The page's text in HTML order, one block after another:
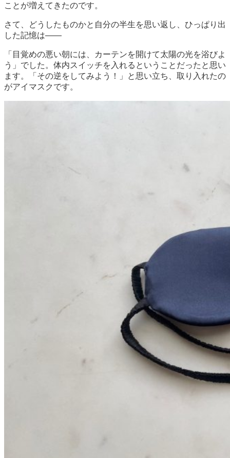
ことが増えてきたのです。
さて、どうしたものかと自分の半生を思い返し、ひっぱり出
した記憶は——
「目覚めの悪い朝には、カーテンを開けて太陽の光を浴びよ
う」でした。体内スイッチを入れるということだったと思い
ます。「その逆をしてみよう！」と思い立ち、取り入れたの
がアイマスクです。